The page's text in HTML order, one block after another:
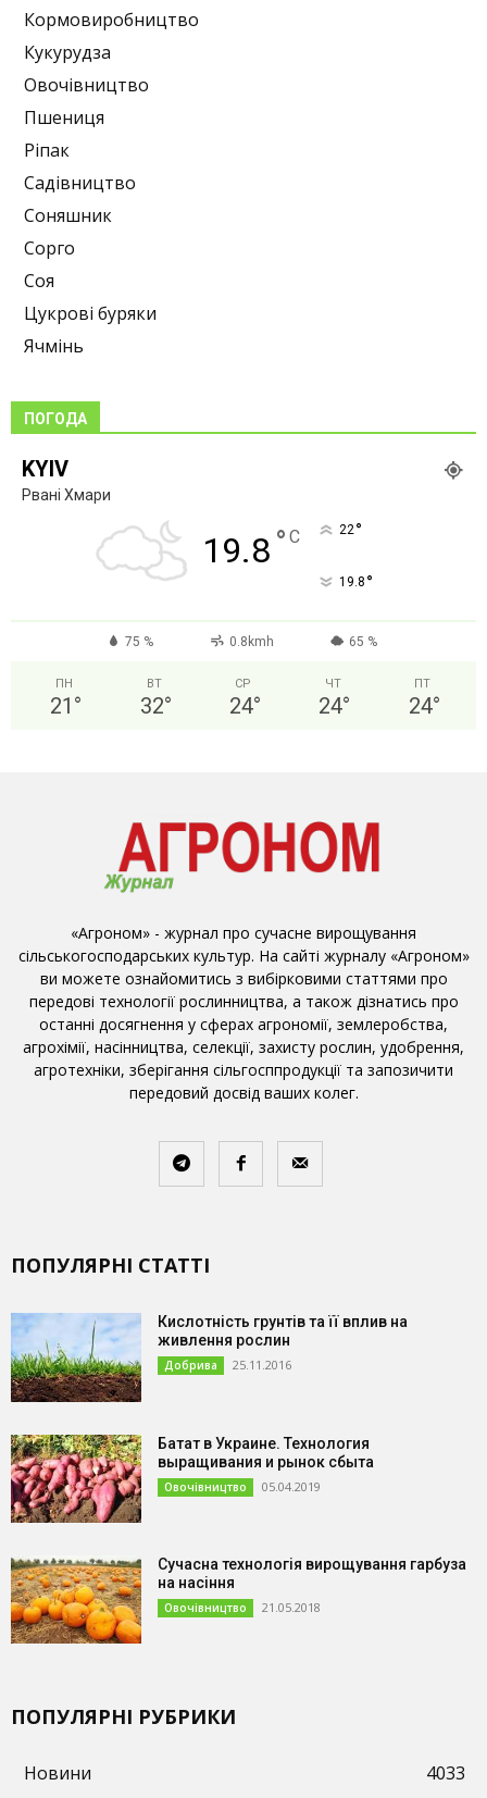
Кормовиробництво
Кукурудза
Овочівництво
Пшениця
Ріпак
Садівництво
Соняшник
Сорго
Соя
Цукрові буряки
Ячмінь
ПОГОДА
KYIV
Рвані Хмари
19.8 ° C 22°
19.8 °
75 % 0.8kmh 65 %
ПН
21 °
ВТ
32°
СР
24°
ЧТ
24°
ПТ
24°
«Агроном» - журнал про сучасне вирощування
сільськогосподарських культур. На сайті журналу «Агроном»
ви можете ознайомитись з вибірковими статтями про
передові технології рослинництва, а також дізнатись про
останні досягнення у сферах агрономії, землеробства,
агрохімії, насінництва, селекції, захисту рослин, удобрення,
агротехніки, зберігання сільгосппродукції та запозичити
передовий досвід ваших колег.
ПОПУЛЯРНІ СТАТТІ
Кислотність грунтів та її вплив на
живлення рослин
Добрива 25.11.2016
Батат в Украине. Технология
выращивания и рынок сбыта
Овочівництво 05.04.2019
Сучасна технологія вирощування гарбуза
на насіння
Овочівництво 21.05.2018
ПОПУЛЯРНІ РУБРИКИ
Новини
4033